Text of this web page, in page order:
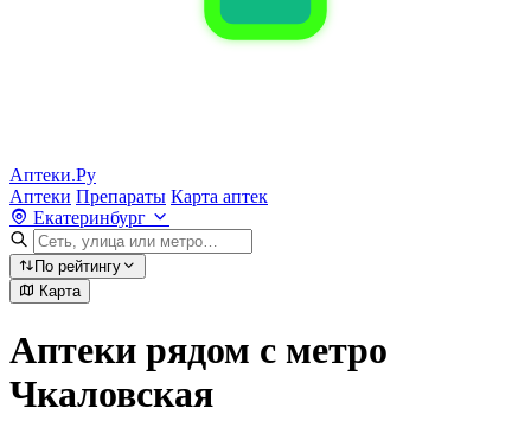
Аптеки.Ру
Аптеки Препараты Карта аптек
Екатеринбург
По рейтингу
Карта
Аптеки рядом с метро
Чкаловская